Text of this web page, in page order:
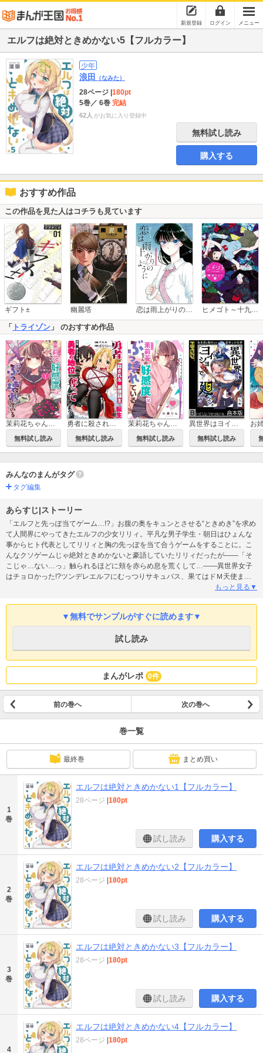
新規登録 ログイン メニュー
エルフは絶対ときめかない5【フルカラー】
少年
浪田 （なみた）
28ページ 180pt
5巻／ 6巻 完結
62人 がお気に入り登録中
無料試し読み
購入する
おすすめ作品
この作品を見た人はコチラも見ています
ギフト± 幽麗塔 恋は雨上がりのように ヒメゴト～十九歳の制服～
「 トライゾン 」 のおすすめ作品
茉莉花ちゃんの好感度はぶっ壊れている【フルカラー電子単行本版】
無料試し読み
勇者に殺される悪徳領主に転生した俺、序盤に鍛えすぎたせいで勇者の地位を奪ってしまう【単行本版】
無料試し読み
茉莉花ちゃんの好感度はぶっ壊れている【フルカラー】
無料試し読み
異世界はヨイショで廻る。～転生者を無双させる簡単なお仕事《合本版》
無料試し読み
みんなのまんがタグ
タグ編集
あらすじ|ストーリー
「エルフと先っぽ当てゲーム…!?」お腹の奥をキュンとさせる“ときめき”を求め
て人間界にやってきたエルフの少女リリィ。平凡な男子学生・朝日はひょんな
事からヒト代表としてリリィと胸の先っぽを当て合うゲームをすることに。こ
んなクソゲームじゃ絶対ときめかないと豪語していたリリィだったが――「そ
こじゃ…ない…っ」触られるほどに頬を赤らめ息を荒くして…――異世界女子
はチョロかった!?ツンデレエルフにむっつりサキュバス、果てはドＭ天使ま
で！あらゆる種族をときめかせる、ちょっぴりおバカなハーレムラブコメ開幕!!
もっと見る▼
▼無料でサンプルがすぐに読めます▼
試し読み
まんがレポ 0件
前の巻へ 次の巻へ
巻一覧
最終巻 まとめ買い
1
巻
エルフは絶対ときめかない1【フルカラー】
28ページ 180pt
試し読み 購入する
2
巻
エルフは絶対ときめかない2【フルカラー】
28ページ 180pt
試し読み 購入する
3
巻
エルフは絶対ときめかない3【フルカラー】
28ページ 180pt
試し読み 購入する
4
エルフは絶対ときめかない4【フルカラー】
28ページ 180pt